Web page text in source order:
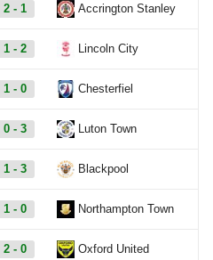
2 - 1 Accrington Stanley
1 - 2 Lincoln City
1 - 0 Chesterfiel
0 - 3 Luton Town
1 - 3 Blackpool
1 - 0 Northampton Town
2 - 0 Oxford United